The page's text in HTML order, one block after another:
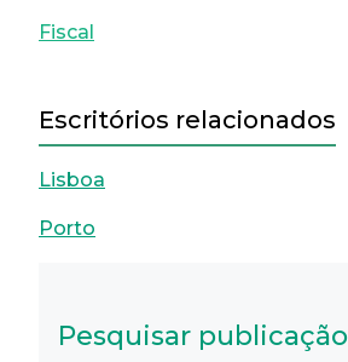
Fiscal
Escritórios relacionados
Lisboa
Porto
Pesquisar publicação